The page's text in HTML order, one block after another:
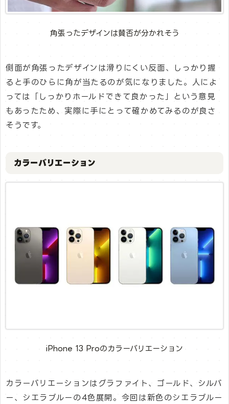
角張ったデザインは賛否が分かれそう
側面が角張ったデザインは滑りにくい反面、しっかり握
ると手のひらに角が当たるのが気になりました。人によ
っては「しっかりホールドできて良かった」という意見
もあったため、実際に手にとって確かめてみるのが良さ
そうです。
カラーバリエーション
iPhone 13 Proのカラーバリエーション
カラーバリエーションはグラファイト、ゴールド、シルバ
ー、シエラブルーの4色展開。今回は新色のシエラブルー